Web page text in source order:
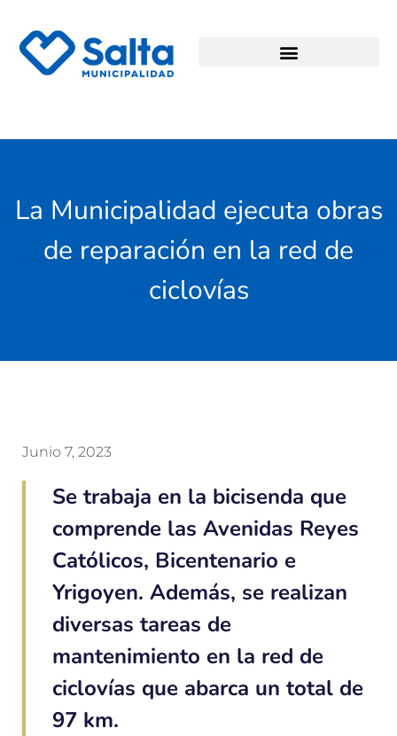
La Municipalidad ejecuta obras
de reparación en la red de
ciclovías
Junio 7, 2023
Se trabaja en la bicisenda que
comprende las Avenidas Reyes
Católicos, Bicentenario e
Yrigoyen. Además, se realizan
diversas tareas de
mantenimiento en la red de
ciclovías que abarca un total de
97 km.